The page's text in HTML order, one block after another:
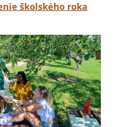
školského roka